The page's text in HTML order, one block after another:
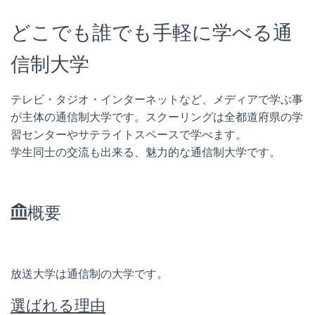
どこでも誰でも手軽に学べる通
信制大学
テレビ・タジオ・インターネットなど、メディアで学ぶ事
が主体の通信制大学です。スクーリングは全都道府県の学
習センターやサテライトスペースで学べます。
学生同士の交流も出来る、魅力的な通信制大学です。
概要
放送大学は通信制の大学です。
選ばれる理由